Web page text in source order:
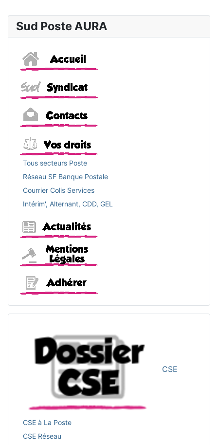
Sud Poste AURA
Tous secteurs Poste
Réseau SF Banque Postale
Courrier Colis Services
Intérim', Alternant, CDD, GEL
CSE
CSE à La Poste
CSE Réseau